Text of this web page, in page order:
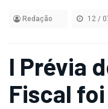
Redação 12 /
I Prévia
Fiscal